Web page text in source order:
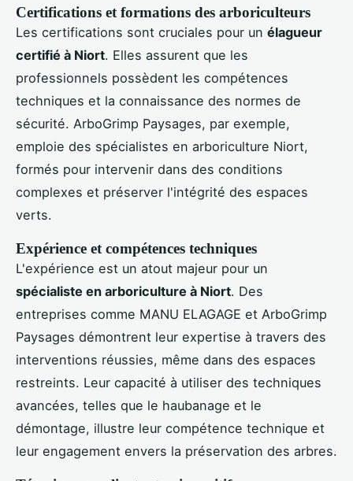
Certifications et formations des arboriculteurs
Les certifications sont cruciales pour un élagueur
certifié à Niort. Elles assurent que les
professionnels possèdent les compétences
techniques et la connaissance des normes de
sécurité. ArboGrimp Paysages, par exemple,
emploie des spécialistes en arboriculture Niort,
formés pour intervenir dans des conditions
complexes et préserver l'intégrité des espaces
verts.
Expérience et compétences techniques
L'expérience est un atout majeur pour un
spécialiste en arboriculture à Niort. Des
entreprises comme MANU ELAGAGE et ArboGrimp
Paysages démontrent leur expertise à travers des
interventions réussies, même dans des espaces
restreints. Leur capacité à utiliser des techniques
avancées, telles que le haubanage et le
démontage, illustre leur compétence technique et
leur engagement envers la préservation des arbres.